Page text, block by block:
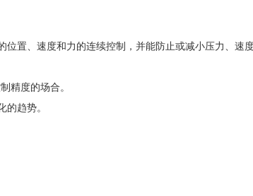
置、速度和力的连续控制，并能防止或减小压力、速
精度的场合。
的趋势。